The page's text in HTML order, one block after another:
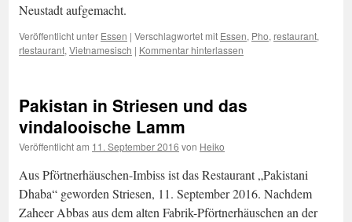
Neustadt aufgemacht.
Veröffentlicht unter Essen | Verschlagwortet mit Essen, Pho, restaurant,
rtestaurant, Vietnamesisch | Kommentar hinterlassen
Pakistan in Striesen und das
vindalooische Lamm
Veröffentlicht am 11. September 2016 von Heiko
Aus Pförtnerhäuschen-Imbiss ist das Restaurant „Pakistani
Dhaba“ geworden Striesen, 11. September 2016. Nachdem
Zaheer Abbas aus dem alten Fabrik-Pförtnerhäuschen an der